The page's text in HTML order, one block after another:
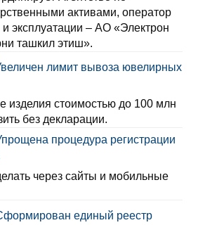
активами, оператор
и эксплуатации – АО «Электрон
ташкил этиш».
лимит вывоза ювелирных
изделия стоимостью до 100 млн
без декларации.
процедура регистрации
через сайты и мобильные
единый реестр